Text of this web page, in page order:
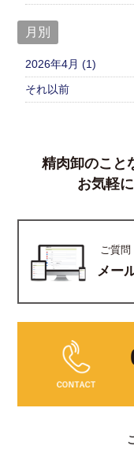
月別
2026年4月 (1)
それ以前
精肉卸のこと
お気軽
ご質問
メー